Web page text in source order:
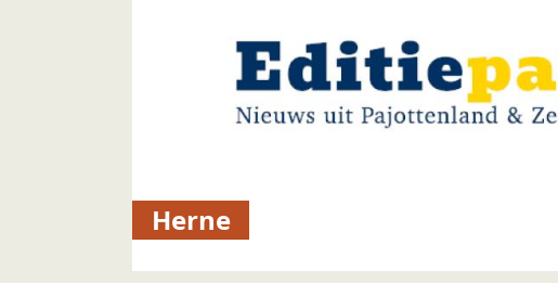
Herne